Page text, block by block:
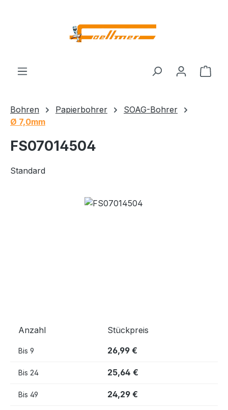
Bohren Papierbohrer
SOAG-Bohrer
Ø 7,0mm
FS07014504
Standard
Bildergalerie überspringen
Anzahl Stückpreis
Bis 9 26,99 €
Bis 24 25,64 €
Bis 49 24,29 €